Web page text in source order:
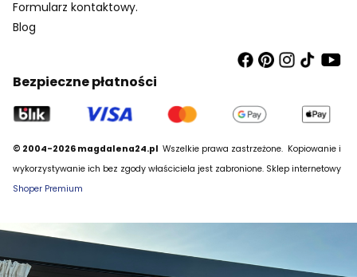
Formularz kontaktowy.
Blog
Bezpieczne płatności
© 2004-2026 magdalena24.pl Wszelkie prawa zastrzeżone. Kopiowanie i
wykorzystywanie ich bez zgody właściciela jest zabronione. Sklep internetowy
Shoper Premium